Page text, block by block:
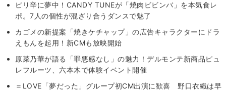
ピリ辛に夢中！CANDY TUNEが「焼肉ビビンバ」を本気食レ
ポ。7人の個性が混ざり合うダンスで魅了
カゴメの新提案「焼きケチャップ」の広告キャラクターにドラ
えもんを起用！新CMも放映開始
原菜乃華が語る「罪悪感なし」の魅力！デルモンテ新商品ピュ
レフルーツ、六本木で体験イベント開催
＝LOVE「夢だった」グループ初CM出演に歓喜 野口衣織は早